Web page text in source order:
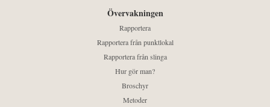
Övervakningen
Rapportera
Rapportera från punktlokal
Rapportera från slinga
Hur gör man?
Broschyr
Metoder